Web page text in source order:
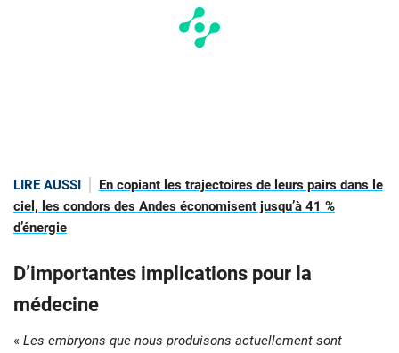
LIRE AUSSI
En copiant les trajectoires de leurs pairs dans le
ciel, les condors des Andes économisent jusqu’à 41 %
d’énergie
D’importantes implications pour la
médecine
« Les embryons que nous produisons actuellement sont